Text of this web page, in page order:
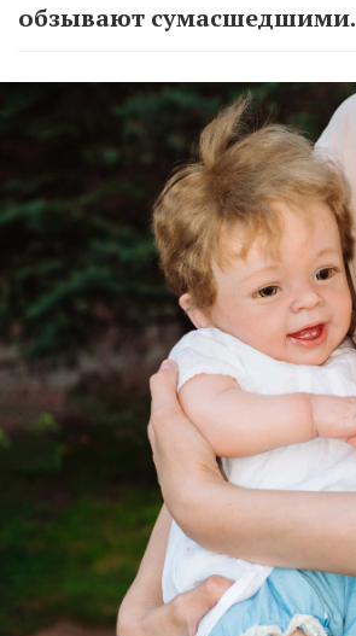
обзывают сумасшедшими.